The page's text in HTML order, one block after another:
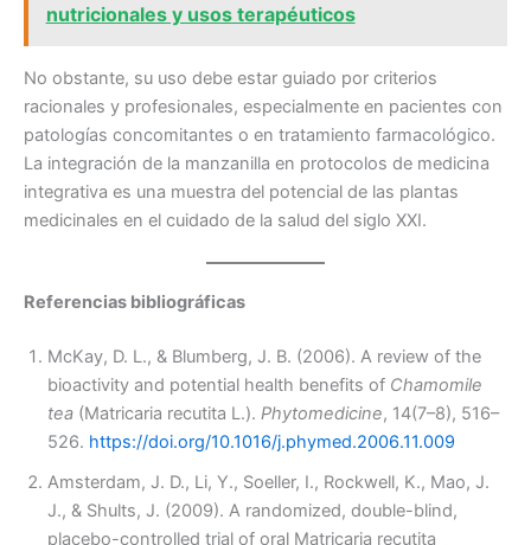
nutricionales y usos terapéuticos
No obstante, su uso debe estar guiado por criterios
racionales y profesionales, especialmente en pacientes con
patologías concomitantes o en tratamiento farmacológico.
La integración de la manzanilla en protocolos de medicina
integrativa es una muestra del potencial de las plantas
medicinales en el cuidado de la salud del siglo XXI.
Referencias bibliográficas
McKay, D. L., & Blumberg, J. B. (2006). A review of the
bioactivity and potential health benefits of Chamomile
tea (Matricaria recutita L.). Phytomedicine, 14(7–8), 516–
526. https://doi.org/10.1016/j.phymed.2006.11.009
Amsterdam, J. D., Li, Y., Soeller, I., Rockwell, K., Mao, J.
J., & Shults, J. (2009). A randomized, double-blind,
placebo-controlled trial of oral Matricaria recutita